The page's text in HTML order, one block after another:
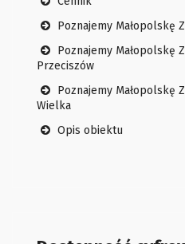
Poznajemy Małopolskę
Poznajemy Małopolskę
Przeciszów
Poznajemy Małopolskę
Wielka
Opis obiektu